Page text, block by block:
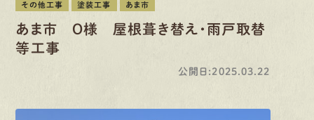
その他工事 塗装工事 あま市
あま市 O様 屋根葺き替え・雨戸取替
等工事
公開日:2025.03.22